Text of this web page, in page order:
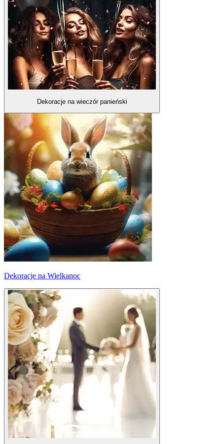
Dekoracje na wieczór panieński
Dekoracje na Wielkanoc